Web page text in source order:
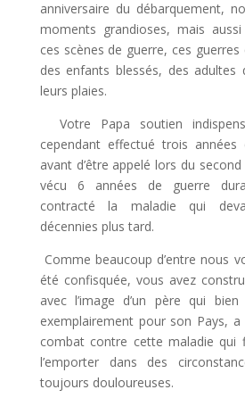
anniversaire du débarquement,
moments grandioses, mais
ces scènes de guerre, ces
des enfants blessés, des adultes
leurs plaies.
Votre Papa soutien
cependant effectué trois années
avant d’être appelé lors du
vécu 6 années de guerre
contracté la maladie qui
décennies plus tard.
Comme beaucoup d’entre nous
été confisquée, vous avez
avec l’image d’un père qui bien
exemplairement pour son Pays,
combat contre cette maladie qui
l’emporter dans des
toujours douloureuses.